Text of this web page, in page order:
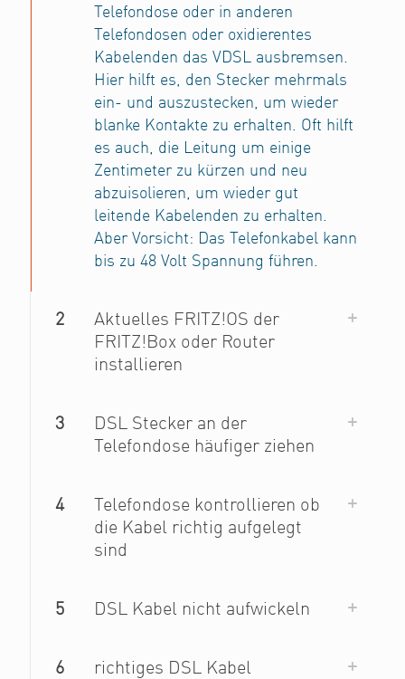
Telefondose oder in anderen
Telefondosen oder oxidierentes
Kabelenden das VDSL ausbremsen.
Hier hilft es, den Stecker mehrmals
ein- und auszustecken, um wieder
blanke Kontakte zu erhalten. Oft hilft
es auch, die Leitung um einige
Zentimeter zu kürzen und neu
abzuisolieren, um wieder gut
leitende Kabelenden zu erhalten.
Aber Vorsicht: Das Telefonkabel kann
bis zu 48 Volt Spannung führen.
2
Aktuelles FRITZ!OS der
FRITZ!Box oder Router
installieren
3
DSL Stecker an der
Telefondose häufiger ziehen
4
Telefondose kontrollieren ob
die Kabel richtig aufgelegt
sind
5 DSL Kabel nicht aufwickeln
6
richtiges DSL Kabel